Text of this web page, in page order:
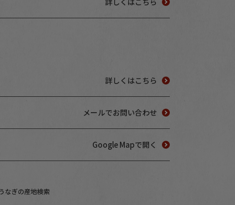
詳しくはこちら
メールでお問い合わせ
Google Mapで開く
なぎの産地検索